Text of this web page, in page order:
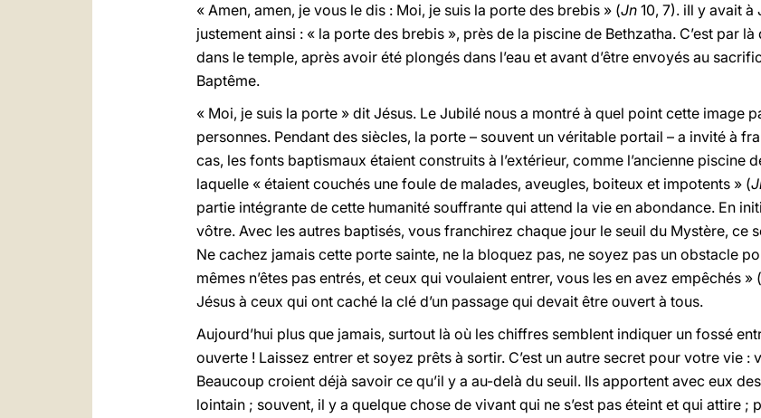
« Amen, amen, je vous le dis : Moi, je suis la porte des brebis » (Jn 10, 7). iIl y avait à
justement ainsi : « la porte des brebis », près de la piscine de Bethzatha. C’est par
dans le temple, après avoir été plongés dans l’eau et avant d’être envoyés au
Baptême.
« Moi, je suis la porte » dit Jésus. Le Jubilé nous a montré à quel point cette image
personnes. Pendant des siècles, la porte – souvent un véritable portail – a invité à
cas, les fonts baptismaux étaient construits à l’extérieur, comme l’ancienne piscine
laquelle « étaient couchés une foule de malades, aveugles, boiteux et impotents » (
partie intégrante de cette humanité souffrante qui attend la vie en abondance. En
vôtre. Avec les autres baptisés, vous franchirez chaque jour le seuil du Mystère, ce
Ne cachez jamais cette porte sainte, ne la bloquez pas, ne soyez pas un obstacle
mêmes n’êtes pas entrés, et ceux qui voulaient entrer, vous les en avez empêchés » (
Jésus à ceux qui ont caché la clé d’un passage qui devait être ouvert à tous.
Aujourd’hui plus que jamais, surtout là où les chiffres semblent indiquer un fossé
ouverte ! Laissez entrer et soyez prêts à sortir. C’est un autre secret pour votre vie :
Beaucoup croient déjà savoir ce qu’il y a au-delà du seuil. Ils apportent avec eux
lointain ; souvent, il y a quelque chose de vivant qui ne s’est pas éteint et qui attire ;